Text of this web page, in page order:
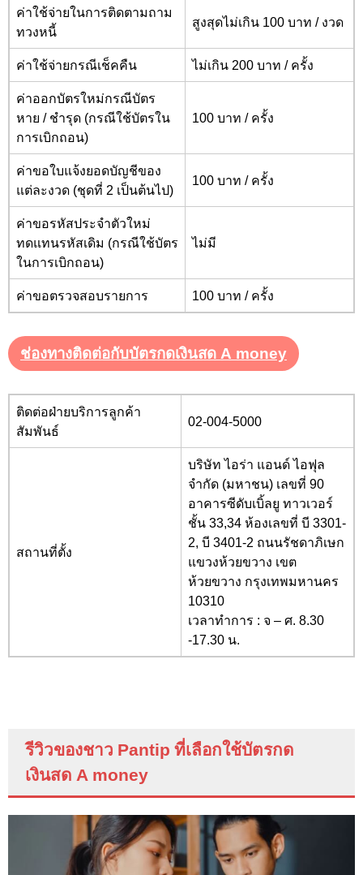
ค่าใช้จ่ายในการติดตามถาม
ทวงหนี้
สูงสุดไม่เกิน 100 บาท / งวด
ค่าใช้จ่ายกรณีเช็คคืน ไม่เกิน 200 บาท / ครั้ง
ค่าออกบัตรใหม่กรณีบัตร
หาย / ชำรุด (กรณีใช้บัตรใน
การเบิกถอน)
100 บาท / ครั้ง
ค่าขอใบแจ้งยอดบัญชีของ
แต่ละงวด (ชุดที่ 2 เป็นต้นไป)
100 บาท / ครั้ง
ค่าขอรหัสประจำตัวใหม่
ทดแทนรหัสเดิม (กรณีใช้บัตร
ในการเบิกถอน)
ไม่มี
ค่าขอตรวจสอบรายการ 100 บาท / ครั้ง
ช่องทางติดต่อกับบัตรกดเงินสด A money
ติดต่อฝ่ายบริการลูกค้า
สัมพันธ์
02-004-5000
สถานที่ตั้ง
บริษัท ไอร่า แอนด์ ไอฟุล
จำกัด (มหาชน) เลขที่ 90
อาคารซีดับเบิ้ลยู ทาวเวอร์
ชั้น 33,34 ห้องเลขที่ บี 3301-
2, บี 3401-2 ถนนรัชดาภิเษก
แขวงห้วยขวาง เขต
ห้วยขวาง กรุงเทพมหานคร
10310
เวลาทำการ : จ – ศ. 8.30
-17.30 น.
รีวิวของชาว Pantip ที่เลือกใช้บัตรกด
เงินสด A money